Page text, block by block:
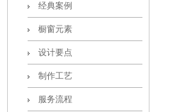
经典案例
橱窗元素
设计要点
制作工艺
服务流程